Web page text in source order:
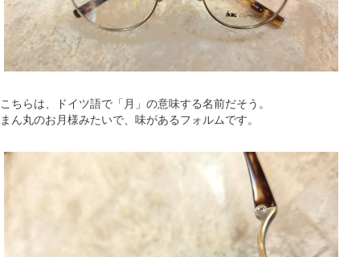
こちらは、ドイツ語で「月」の意味する名前だそう。
まん丸のお月様みたいで、味があるフォルムです。